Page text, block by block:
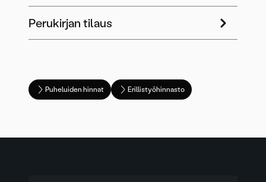
Perukirjan tilaus
Puheluiden hinnat Erillistyöhinnasto